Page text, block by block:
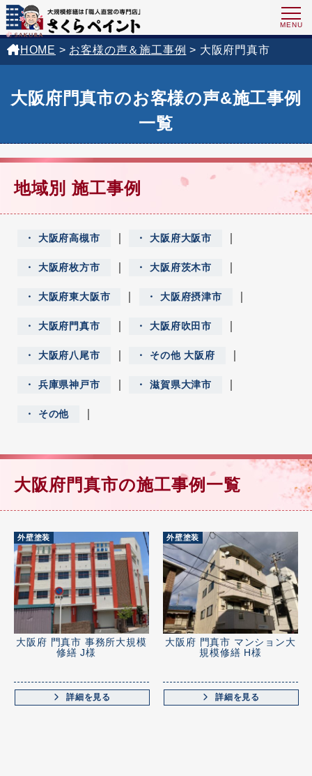
HOME > お客様の声＆施工事例 > 大阪府門真市
大阪府門真市のお客様の声&施工事例
一覧
地域別 施工事例
大阪府高槻市 大阪府大阪市
大阪府枚方市 大阪府茨木市
大阪府東大阪市 大阪府摂津市
大阪府門真市 大阪府吹田市
大阪府八尾市 その他 大阪府
兵庫県神戸市 滋賀県大津市
その他
大阪府門真市の施工事例一覧
大阪府 門真市 事務所大規模
修繕 J様
詳細を見る
外壁塗装
大阪府 門真市 マンション大
規模修繕 H様
詳細を見る
外壁塗装